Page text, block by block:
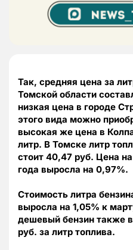
Так, средняя цена за
Томской области
низкая цена в городе
этого вида можно
высокая же цена в
литр. В Томске литр
стоит 40,47 руб. Цена
года выросла на 0,97%.
Стоимость литра
выросла на 1,05% к
дешевый бензин также
руб. за литр топлива.